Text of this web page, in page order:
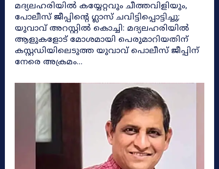
മദ്യലഹരിയിൽ കയ്യേറ്റവും ചീത്തവിളിയും,
പോലീസ് ജീപ്പിന്റെ ഗ്ലാസ് ചവിട്ടിപ്പൊട്ടിച്ചു;
യുവാവ് അറസ്റ്റിൽ കൊച്ചി: മദ്യലഹരിയിൽ
ആളുകളോട് മോശമായി പെരുമാറിയതിന്
കസ്റ്റഡിയിലെടുത്ത യുവാവ് പൊലീസ് ജീപ്പിന്
നേരെ അക്രമം...